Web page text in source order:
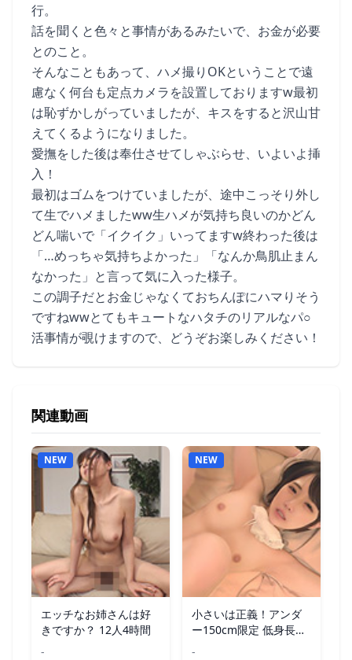
行。
話を聞くと色々と事情があるみたいで、お金が必要
とのこと。
そんなこともあって、ハメ撮りOKということで遠
慮なく何台も定点カメラを設置しておりますw最初
は恥ずかしがっていましたが、キスをすると沢山甘
えてくるようになりました。
愛撫をした後は奉仕させてしゃぶらせ、いよいよ挿
入！
最初はゴムをつけていましたが、途中こっそり外し
て生でハメましたww生ハメが気持ち良いのかどん
どん喘いで「イクイク」いってますw終わった後は
「…めっちゃ気持ちよかった」「なんか鳥肌止まん
なかった」と言って気に入った様子。
この調子だとお金じゃなくておちんぽにハマりそう
ですねwwとてもキュートなハタチのリアルなパ○
活事情が覗けますので、どうぞお楽しみください！
関連動画
NEW
エッチなお姉さんは好
きですか？ 12人4時間
-
NEW
小さいは正義！アンダ
ー150cm限定 低身長美
-